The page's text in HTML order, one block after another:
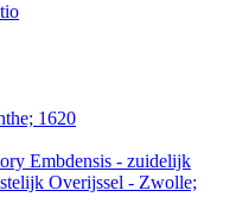
1620
Embdensis - zuidelijk
Overijssel - Zwolle;